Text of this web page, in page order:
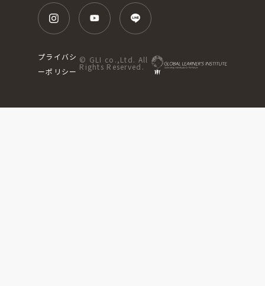
プライバシ
ーポリシー
© GLI co.,Ltd. All
Rights Reserved.